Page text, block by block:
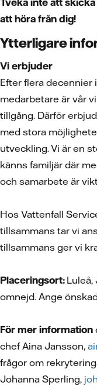
Tveka inte att
att höra från dig!
Ytterligare
Vi erbjuder
Efter flera decennier
medarbetare är vår
tillgång. Därför
med stora
utveckling. Vi är en
känns familjär där
och samarbete är
Hos Vattenfall
tillsammans tar vi
tillsammans ger vi
Placeringsort:
omnejd. Ange
För mer information
chef Aina Jansson,
frågor om
Johanna Sperling,